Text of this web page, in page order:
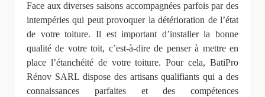
Face aux diverses saisons accompagnées parfois par des
intempéries qui peut provoquer la détérioration de l’état
de votre toiture. Il est important d’installer la bonne
qualité de votre toit, c’est-à-dire de penser à mettre en
place l’étanchéité de votre toiture. Pour cela, BatiPro
Rénov SARL dispose des artisans qualifiants qui a des
connaissances parfaites et des compétences